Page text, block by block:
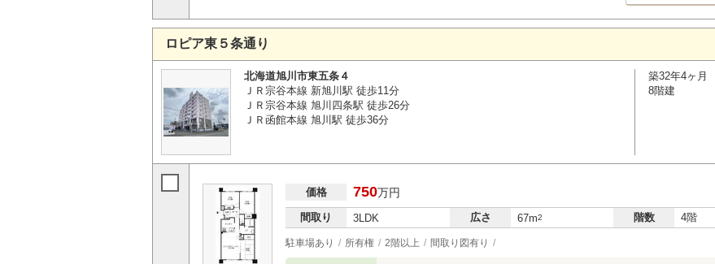
ロピア東５条通り
北海道旭川市東五条４
ＪＲ宗谷本線 新旭川駅 徒歩11分
ＪＲ宗谷本線 旭川四条駅 徒歩26分
ＪＲ函館本線 旭川駅 徒歩36分
築32年4ヶ月
8階建
価格 750万円
間取り 3LDK 広さ 67m2 階数 4階
駐車場あり 所有権 2階以上 間取り図有り